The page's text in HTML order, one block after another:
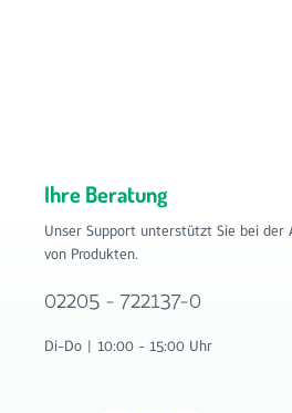
Ihre Beratung
Unser Support unterstützt Sie bei der
von Produkten.
02205 - 722137-0
Di-Do | 10:00 - 15:00 Uhr